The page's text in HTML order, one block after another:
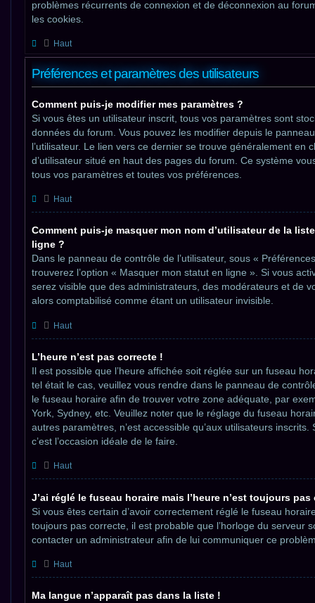
problèmes récurrents de connexion et de déconnexion au
les cookies.
Haut
Préférences et paramètres des utilisateurs
Comment puis-je modifier mes paramètres ?
Si vous êtes un utilisateur inscrit, tous vos paramètres sont
données du forum. Vous pouvez les modifier depuis le
l’utilisateur. Le lien vers ce dernier se trouve généralement en
d’utilisateur situé en haut des pages du forum. Ce système
tous vos paramètres et toutes vos préférences.
Haut
Comment puis-je masquer mon nom d’utilisateur de la
ligne ?
Dans le panneau de contrôle de l’utilisateur, sous «
trouverez l’option « Masquer mon statut en ligne ». Si vous
serez visible que des administrateurs, des modérateurs et de
alors comptabilisé comme étant un utilisateur invisible.
Haut
L’heure n’est pas correcte !
Il est possible que l’heure affichée soit réglée sur un fuseau
tel était le cas, veuillez vous rendre dans le panneau de
le fuseau horaire afin de trouver votre zone adéquate, par
York, Sydney, etc. Veuillez noter que le réglage du fuseau
autres paramètres, n’est accessible qu’aux utilisateurs inscrits.
c’est l’occasion idéale de le faire.
Haut
J’ai réglé le fuseau horaire mais l’heure n’est toujours pas
Si vous êtes certain d’avoir correctement réglé le fuseau
toujours pas correcte, il est probable que l’horloge du serveur
contacter un administrateur afin de lui communiquer ce
Haut
Ma langue n’apparaît pas dans la liste !